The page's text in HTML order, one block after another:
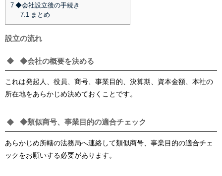
7 ◆会社設立後の手続き
7.1
まとめ
設立の流れ
◆会社の概要を決める
これは発起人、役員、商号、事業目的、決算期、資本金額、本社の
所在地をあらかじめ決めておくことです。
◆類似商号、事業目的の適合チェック
あらかじめ所轄の法務局へ連絡して類似商号、事業目的の適合チェ
ックをお願いする必要があります。